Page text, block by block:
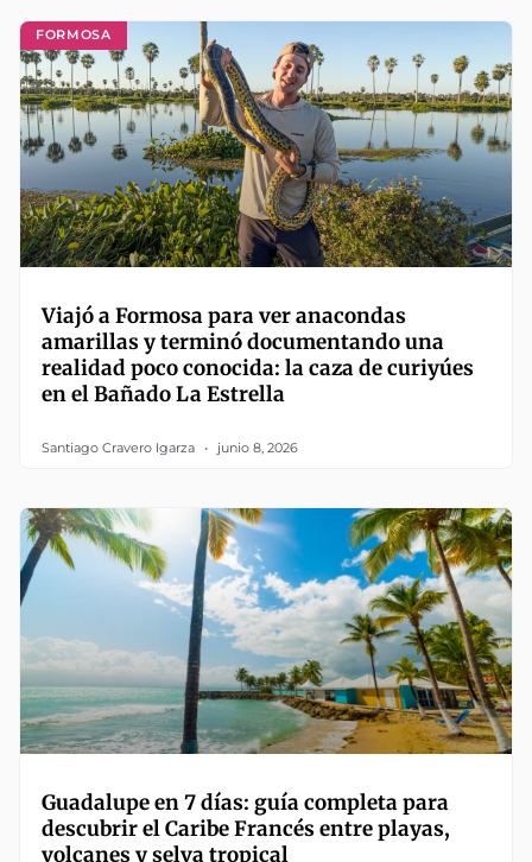
FORMOSA
Viajó a Formosa para ver anacondas
amarillas y terminó documentando una
realidad poco conocida: la caza de curiyúes
en el Bañado La Estrella
Santiago Cravero Igarza junio 8, 2026
Guadalupe en 7 días: guía completa para
descubrir el Caribe Francés entre playas,
volcanes y selva tropical